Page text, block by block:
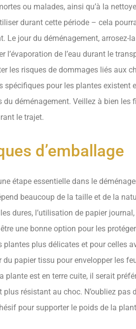
ou malades, ainsi qu’à la
durant cette période – cela
Le jour du déménagement, arrosez-
l’évaporation de l’eau durant le
les risques de dommages liés aux
spécifiques pour les plantes existent
déménagement. Veillez à bien les
le trajet.
d’emballage
étape essentielle dans le
beaucoup de la taille et de la
dures, l’utilisation de papier
une bonne option pour les
plantes plus délicates et pour celles
du papier tissu pour envelopper les
plante est en terre cuite, il serait
résistant au choc. N’oubliez pas
pour supporter le poids de la